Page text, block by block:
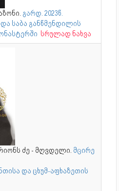
გარდ. 2023წ.
საბა განწმენდილის
სრულად ნახვა
ძე - მღვდელი. მცირე
და ცხუმ-აფხაზეთის